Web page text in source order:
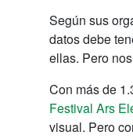
Según sus
datos debe
ellas. Pero
Con más de
Festival Ars
visual. Pero